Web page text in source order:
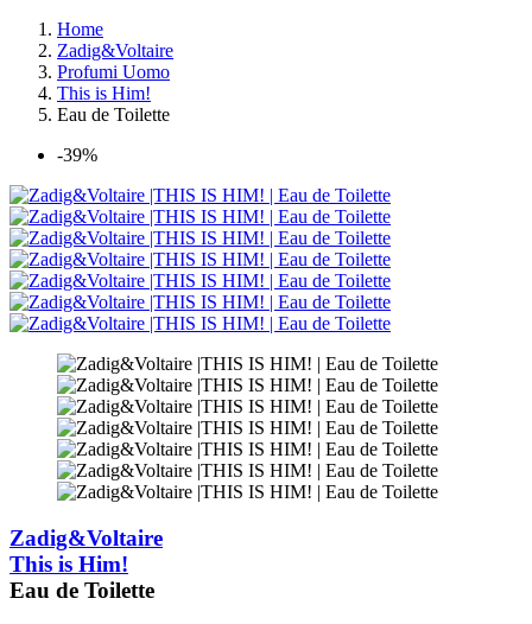
Home
Zadig&Voltaire
Profumi Uomo
This is Him!
Eau de Toilette
-39%
Zadig&Voltaire
This is Him!
Eau de Toilette